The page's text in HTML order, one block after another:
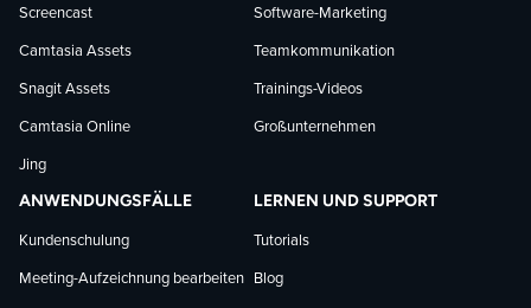
Screencast
Camtasia Assets
Snagit Assets
Camtasia Online
Jing
Software-Marketing
Teamkommunikation
Trainings-Videos
Großunternehmen
ANWENDUNGSFÄLLE
Kundenschulung
Meeting-Aufzeichnung bearbeiten
LERNEN UND SUPPORT
Tutorials
Blog